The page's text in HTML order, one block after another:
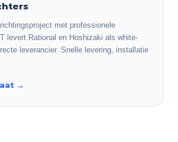
met professionele
levert Rational en Hoshizaki als white-
leverancier. Snelle levering, installatie
→